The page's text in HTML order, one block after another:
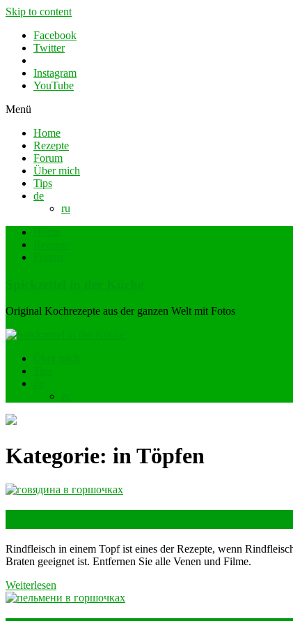
Skip to content
Facebook
Twitter
Instagram
YouTube
Menü
Home
Rezepte
Forum
Über mich
Tips
de
ru
Original Kochrezepte aus der ganzen Welt mit Fotos
Kategorie: in Töpfen
Rindfleisch in einem Topf ist eines der Rezepte, wenn
Braten geeignet ist. Entfernen Sie alle Venen und Filme.
Weiterlesen